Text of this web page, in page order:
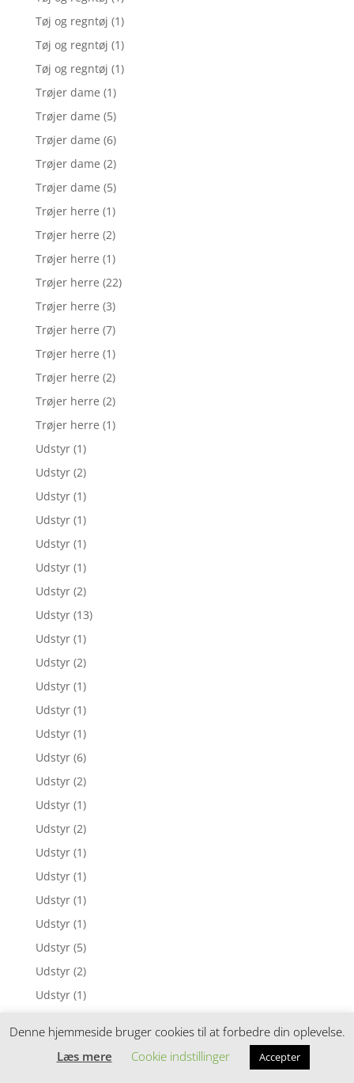
Tøj og regntøj (1)
Tøj og regntøj (1)
Tøj og regntøj (1)
Trøjer dame (1)
Trøjer dame (5)
Trøjer dame (6)
Trøjer dame (2)
Trøjer dame (5)
Trøjer herre (1)
Trøjer herre (2)
Trøjer herre (1)
Trøjer herre (22)
Trøjer herre (3)
Trøjer herre (7)
Trøjer herre (1)
Trøjer herre (2)
Trøjer herre (2)
Trøjer herre (1)
Udstyr (1)
Udstyr (2)
Udstyr (1)
Udstyr (1)
Udstyr (1)
Udstyr (1)
Udstyr (2)
Udstyr (13)
Udstyr (1)
Udstyr (2)
Udstyr (1)
Udstyr (1)
Udstyr (1)
Udstyr (6)
Udstyr (2)
Udstyr (1)
Udstyr (2)
Udstyr (1)
Udstyr (1)
Udstyr (1)
Udstyr (1)
Udstyr (5)
Udstyr (2)
Udstyr (1)
Udstyr
Udstyr (2)
Denne hjemmeside bruger cookies til at forbedre din oplevelse.
Læs mere
Cookie indstillinger Accepter